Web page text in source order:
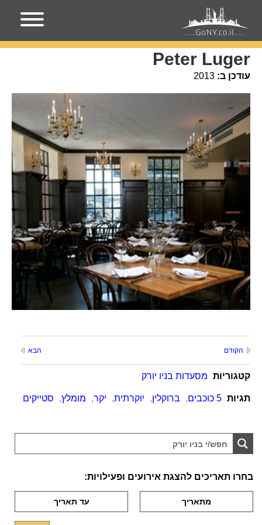
עמוד הבית מקומות בניו-יורק
Peter Luger
עודכן ב: 2013
הקודם הבא
קטגוריות מסעדות בניו יורק
תגיות 5 כוכבים , ברוקלין, יוקרתית, יקר, מומלץ, סטייקים
בחרו תאריכים להצגת אירועים ופעילויות: